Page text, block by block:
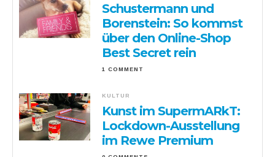
Schustermann und
Borenstein: So kommst
über den Online-Shop
Best Secret rein
1 COMMENT
KULTUR
Kunst im SupermARkT:
Lockdown-Ausstellung
im Rewe Premium